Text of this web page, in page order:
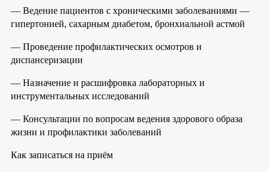
— Ведение пациентов с хроническими заболеваниями —
гипертонией, сахарным диабетом, бронхиальной астмой
— Проведение профилактических осмотров и
диспансеризации
— Назначение и расшифровка лабораторных и
инструментальных исследований
— Консультации по вопросам ведения здорового образа
жизни и профилактики заболеваний
Как записаться на приём